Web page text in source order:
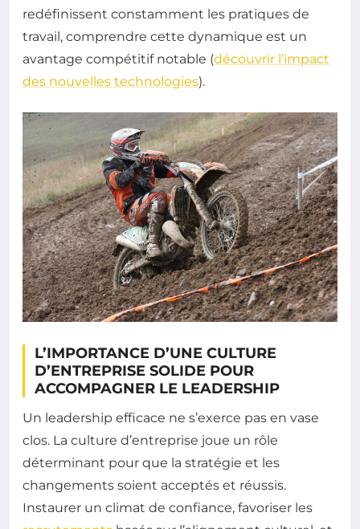
redéfinissent constamment les pratiques de
travail, comprendre cette dynamique est un
avantage compétitif notable (découvrir l’impact
des nouvelles technologies).
L’IMPORTANCE D’UNE CULTURE
D’ENTREPRISE SOLIDE POUR
ACCOMPAGNER LE LEADERSHIP
Un leadership efficace ne s’exerce pas en vase
clos. La culture d’entreprise joue un rôle
déterminant pour que la stratégie et les
changements soient acceptés et réussis.
Instaurer un climat de confiance, favoriser les